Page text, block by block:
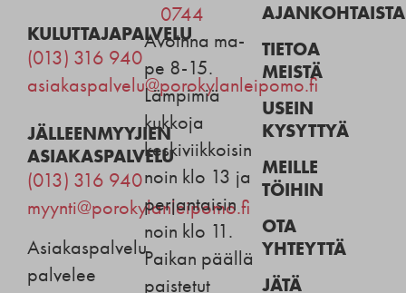
KULUTTAJAPALVELU
(013) 316 940
asiakaspalvelu@porokylanleipomo.fi
JÄLLEENMYYJIEN
ASIAKASPALVELU
(013) 316 940
myynti@porokylanleipomo.fi
Asiakaspalvelu
palvelee
0744
Avoinna ma-
pe 8-15.
Lämpimiä
kukkoja
keskiviikkoisin
noin klo 13 ja
perjantaisin
noin klo 11.
Paikan päällä
paistetut
AJANKOHTAISTA
TIETOA
MEISTÄ
USEIN
KYSYTTYÄ
MEILLE
TÖIHIN
OTA
YHTEYTTÄ
JÄTÄ